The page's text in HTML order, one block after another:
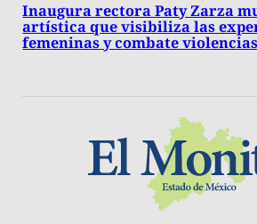
Inaugura rectora Paty Zarza
artística que visibiliza las
femeninas y combate violencias